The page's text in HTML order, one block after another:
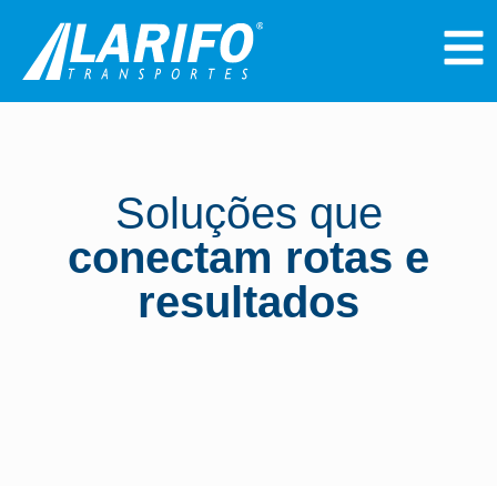
Soluções que
conectam rotas e
resultados